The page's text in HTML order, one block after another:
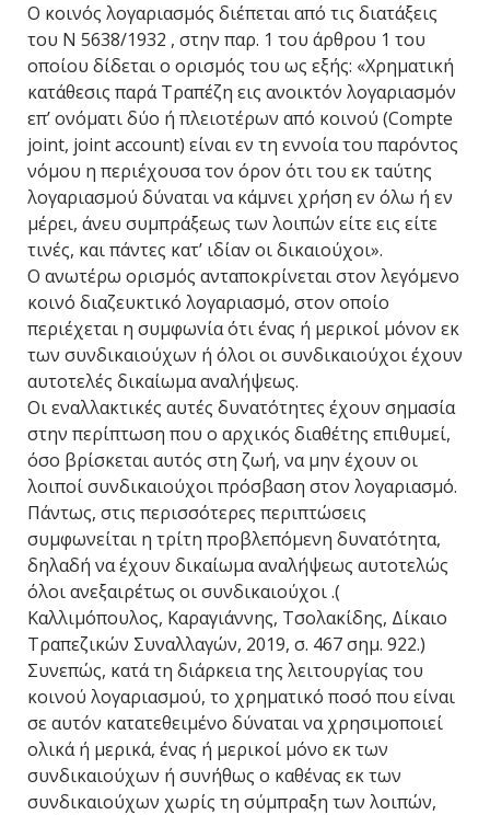
Ο κοινός λογαριασμός διέπεται από τις διατάξεις
του Ν 5638/1932 , στην παρ. 1 του άρθρου 1 του
οποίου δίδεται ο ορισμός του ως εξής: «Χρηματική
κατάθεσις παρά Τραπέζη εις ανοικτόν λογαριασμόν
επ’ ονόματι δύο ή πλειοτέρων από κοινού (Compte
joint, joint account) είναι εν τη εννοία του παρόντος
νόμου η περιέχουσα τον όρον ότι του εκ ταύτης
λογαριασμού δύναται να κάμνει χρήση εν όλω ή εν
μέρει, άνευ συμπράξεως των λοιπών είτε εις είτε
τινές, και πάντες κατ’ ιδίαν οι δικαιούχοι».
Ο ανωτέρω ορισμός ανταποκρίνεται στον λεγόμενο
κοινό διαζευκτικό λογαριασμό, στον οποίο
περιέχεται η συμφωνία ότι ένας ή μερικοί μόνον εκ
των συνδικαιούχων ή όλοι οι συνδικαιούχοι έχουν
αυτοτελές δικαίωμα αναλήψεως.
Οι εναλλακτικές αυτές δυνατότητες έχουν σημασία
στην περίπτωση που ο αρχικός διαθέτης επιθυμεί,
όσο βρίσκεται αυτός στη ζωή, να μην έχουν οι
λοιποί συνδικαιούχοι πρόσβαση στον λογαριασμό.
Πάντως, στις περισσότερες περιπτώσεις
συμφωνείται η τρίτη προβλεπόμενη δυνατότητα,
δηλαδή να έχουν δικαίωμα αναλήψεως αυτοτελώς
όλοι ανεξαιρέτως οι συνδικαιούχοι .(
Καλλιμόπουλος, Καραγιάννης, Τσολακίδης, Δίκαιο
Τραπεζικών Συναλλαγών, 2019, σ. 467 σημ. 922.)
Συνεπώς, κατά τη διάρκεια της λειτουργίας του
κοινού λογαριασμού, το χρηματικό ποσό που είναι
σε αυτόν κατατεθειμένο δύναται να χρησιμοποιεί
ολικά ή μερικά, ένας ή μερικοί μόνο εκ των
συνδικαιούχων ή συνήθως ο καθένας εκ των
συνδικαιούχων χωρίς τη σύμπραξη των λοιπών,